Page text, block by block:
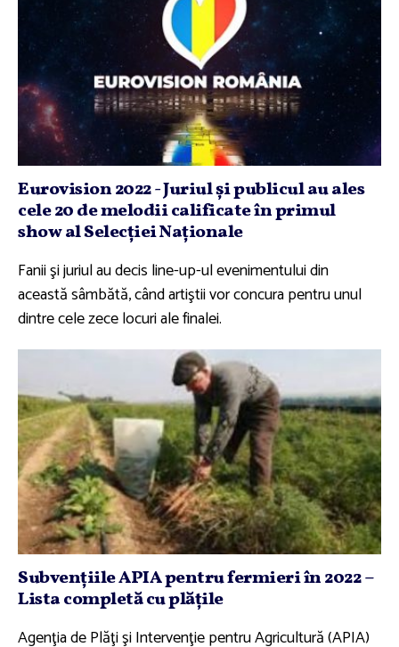
Eurovision 2022 - Juriul şi publicul au ales
cele 20 de melodii calificate în primul
show al Selecţiei Naţionale
Fanii şi juriul au decis line-up-ul evenimentului din
această sâmbătă, când artiştii vor concura pentru unul
dintre cele zece locuri ale finalei.
Subvenţiile APIA pentru fermieri în 2022 –
Lista completă cu plăţile
Agenţia de Plăţi şi Intervenţie pentru Agricultură (APIA)